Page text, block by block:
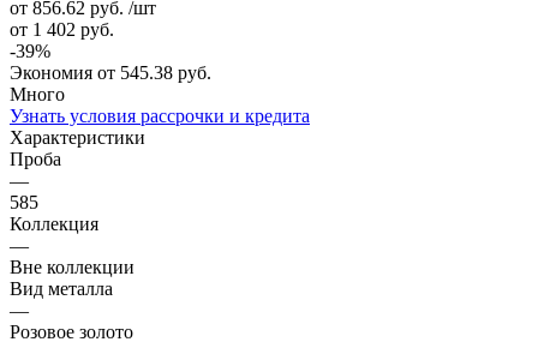
от 856.62 руб. /шт
от 1 402 руб.
-39%
Экономия от 545.38 руб.
Много
Узнать условия рассрочки и кредита
Характеристики
Проба
—
585
Коллекция
—
Вне коллекции
Вид металла
—
Розовое золото